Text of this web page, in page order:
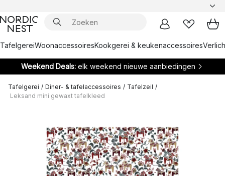
TafelgereiWoonaccessoiresKookgerei & keukenaccessoires
Weekend Deals: elk weekend nieuwe aanbiedingen
Tafelgerei / Diner- & tafelaccessoires / Tafelzeil /
Leksand mini gewaxt tafelkleed